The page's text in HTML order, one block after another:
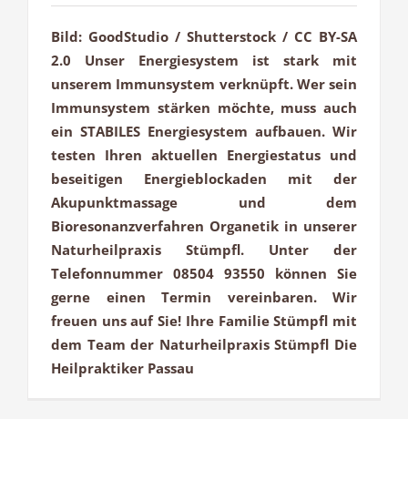
Bild: GoodStudio / Shutterstock / CC BY-SA
2.0 Unser Energiesystem ist stark mit
unserem Immunsystem verknüpft. Wer sein
Immunsystem stärken möchte, muss auch
ein STABILES Energiesystem aufbauen. Wir
testen Ihren aktuellen Energiestatus und
beseitigen Energieblockaden mit der
Akupunktmassage und dem
Bioresonanzverfahren Organetik in unserer
Naturheilpraxis Stümpfl. Unter der
Telefonnummer 08504 93550 können Sie
gerne einen Termin vereinbaren. Wir
freuen uns auf Sie! Ihre Familie Stümpfl mit
dem Team der Naturheilpraxis Stümpfl Die
Heilpraktiker Passau